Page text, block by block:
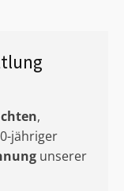
,
jähriger
unserer